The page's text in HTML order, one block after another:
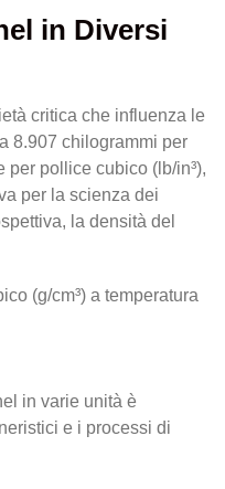
in Diversi
critica che influenza le
8.907 chilogrammi per
per pollice cubico (lb/in³),
per la scienza dei
la densità del
(g/cm³) a temperatura
in varie unità è
e i processi di